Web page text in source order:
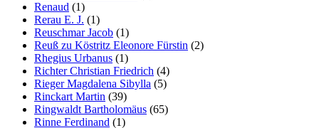
Renaud (1)
Rerau E. J. (1)
Reuschmar Jacob (1)
Reuß zu Köstritz Eleonore Fürstin (2)
Rhegius Urbanus (1)
Richter Christian Friedrich (4)
Rieger Magdalena Sibylla (5)
Rinckart Martin (39)
Ringwaldt Bartholomäus (65)
Rinne Ferdinand (1)